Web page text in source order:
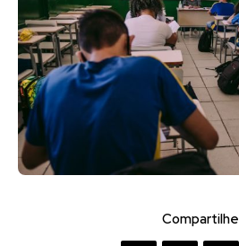
Compartilhe